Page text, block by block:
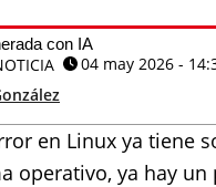
con IA
04 may 2026 -
en Linux ya tiene
operativo, ya hay